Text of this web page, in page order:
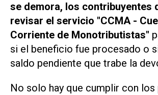
se demora, los contribuyentes
revisar el servicio "CCMA -
Corriente de Monotributistas"
si el beneficio fue procesado o
saldo pendiente que trabe la
No solo hay que cumplir con los